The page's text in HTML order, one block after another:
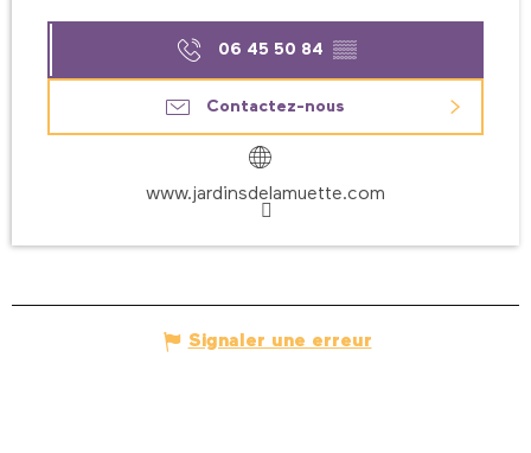
06 45 50 84 ▒▒
Contactez-nous
www.jardinsdelamuette.com
Signaler une erreur